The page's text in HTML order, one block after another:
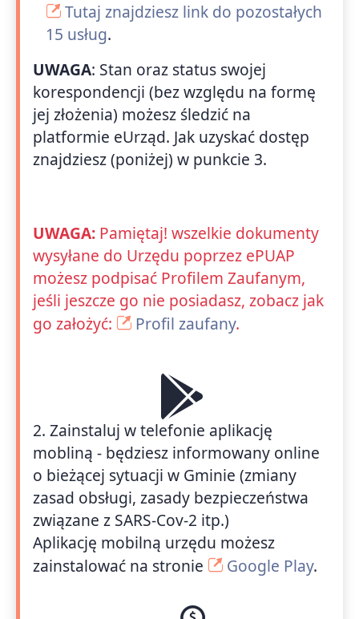
Tutaj znajdziesz link do pozostałych
15 usług.
UWAGA: Stan oraz status swojej
korespondencji (bez względu na formę
jej złożenia) możesz śledzić na
platformie eUrząd. Jak uzyskać dostęp
znajdziesz (poniżej) w punkcie 3.
UWAGA: Pamiętaj! wszelkie dokumenty
wysyłane do Urzędu poprzez ePUAP
możesz podpisać Profilem Zaufanym,
jeśli jeszcze go nie posiadasz, zobacz jak
go założyć:
Profil zaufany.
2. Zainstaluj w telefonie aplikację
mobliną - będziesz informowany online
o bieżącej sytuacji w Gminie (zmiany
zasad obsługi, zasady bezpieczeństwa
związane z SARS-Cov-2 itp.)
Aplikację mobilną urzędu możesz
zainstalować na stronie
Google Play.